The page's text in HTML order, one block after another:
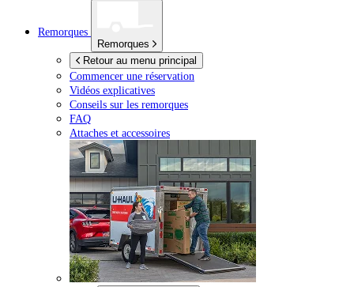
Remorques
Remorques
Retour au menu principal
Commencer une réservation
Vidéos explicatives
Conseils sur les remorques
FAQ
Attaches et accessoires